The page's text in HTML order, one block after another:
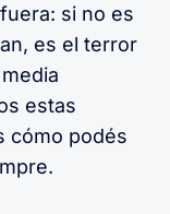
si no es
es el terror
estas
cómo podés